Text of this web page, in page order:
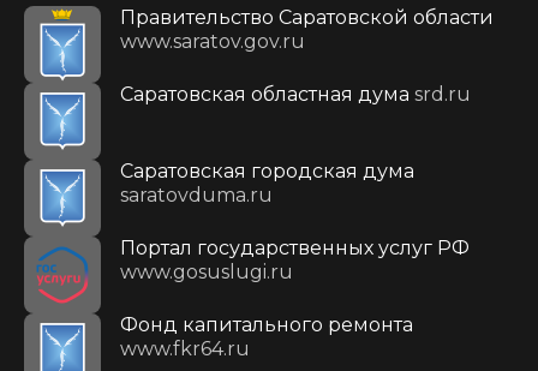
Правительство Саратовской области
www.saratov.gov.ru
Саратовская областная дума srd.ru
Саратовская городская дума
saratovduma.ru
Портал государственных услуг РФ
www.gosuslugi.ru
Фонд капитального ремонта
www.fkr64.ru